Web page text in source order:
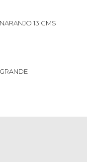
13 CMS